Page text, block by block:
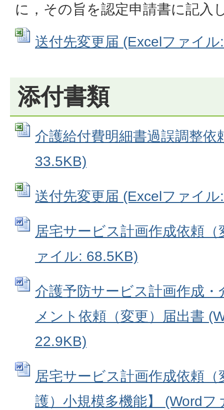
に，その旨を認定申請書に記入
送付先変更届 (Excelファイ
添付書類
介護給付費明細書過誤調整
33.5KB)
送付先変更届 (Excelファイ
居宅サービス計画作成依頼
ァイル: 68.5KB)
介護予防サービス計画作成
メント依頼（変更）届出書
22.9KB)
居宅サービス計画作成依頼
護）小規模多機能】 (Wordフ